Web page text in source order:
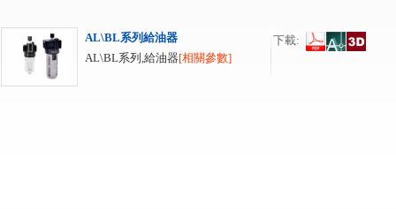
AL\BL系列給油器
AL\BL系列,給油器[相關參數]
下載: